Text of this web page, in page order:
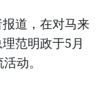
道，在对马来
范明政于5月
动。